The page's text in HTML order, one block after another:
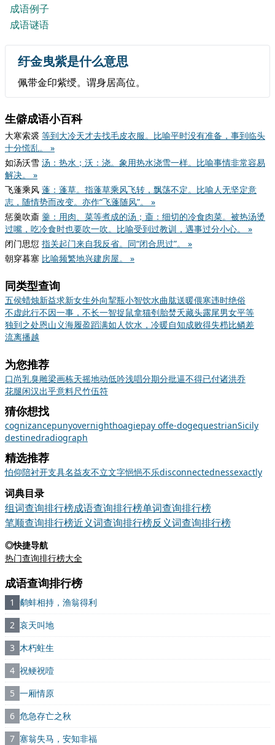
成语例子
成语谜语
纡金曳紫是什么意思
佩带金印紫绶。谓身居高位。
生僻成语小百科
大寒索裘 等到大冷天才去找毛皮衣服。比喻平时没有准备，事到临头
十分慌乱。 »
如汤沃雪 汤：热水；沃：浇。象用热水浇雪一样。比喻事情非常容易
解决。 »
飞蓬乘风 蓬：蓬草。指蓬草乘风飞转，飘荡不定。比喻人无坚定意
志，随情势而改变。亦作“飞蓬随风”。 »
惩羹吹齑 羹：用肉、菜等煮成的汤；齑：细切的冷食肉菜。被热汤烫
过嘴，吃冷食时也要吹一吹。比喻受到过教训，遇事过分小心。 »
闭门思愆 指关起门来自我反省。同“闭合思过”。 »
朝穿暮塞 比喻频繁地兴建房屋。 »
同类型查询
五侯蜡烛新益求新女生外向挈瓶小智饮水曲肱送暖偎寒违时绝俗
不虚此行不因一事，不长一智捉鼠拿猫刳胎焚夭藏头露尾男女平等
独到之处恩山义海履盈蹈满如人饮水，冷暖自知成败得失栉比鳞差
流离播越
为您推荐
口尚乳臭雕梁画栋天摇地动低吟浅唱分期分批逼不得已付诸洪乔
花腿闲汉出乎意料尺竹伍符
猜你想找
cognizancepunyovernighthoagiepay offe-dogequestrianSicily
destinedradiograph
精选推荐
怕仰陪衬开支具名益友不立文字悒悒不乐disconnectednessexactly
词典目录
组词查询排行榜成语查询排行榜单词查询排行榜
笔顺查询排行榜近义词查询排行榜反义词查询排行榜
◎快捷导航
热门查询排行榜大全
成语查询排行榜
1 鹬蚌相持，渔翁得利
2 哀天叫地
3 木朽蛀生
4 祝鲠祝噎
5 一厢情原
6 危急存亡之秋
7 塞翁失马，安知非福